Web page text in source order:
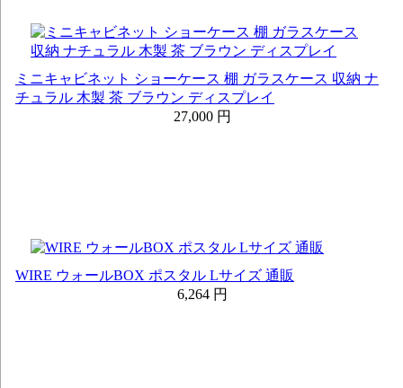
ミニキャビネット ショーケース 棚 ガラスケース 収納 ナ
チュラル 木製 茶 ブラウン ディスプレイ
27,000 円
WIRE ウォールBOX ポスタル Lサイズ 通販
6,264 円